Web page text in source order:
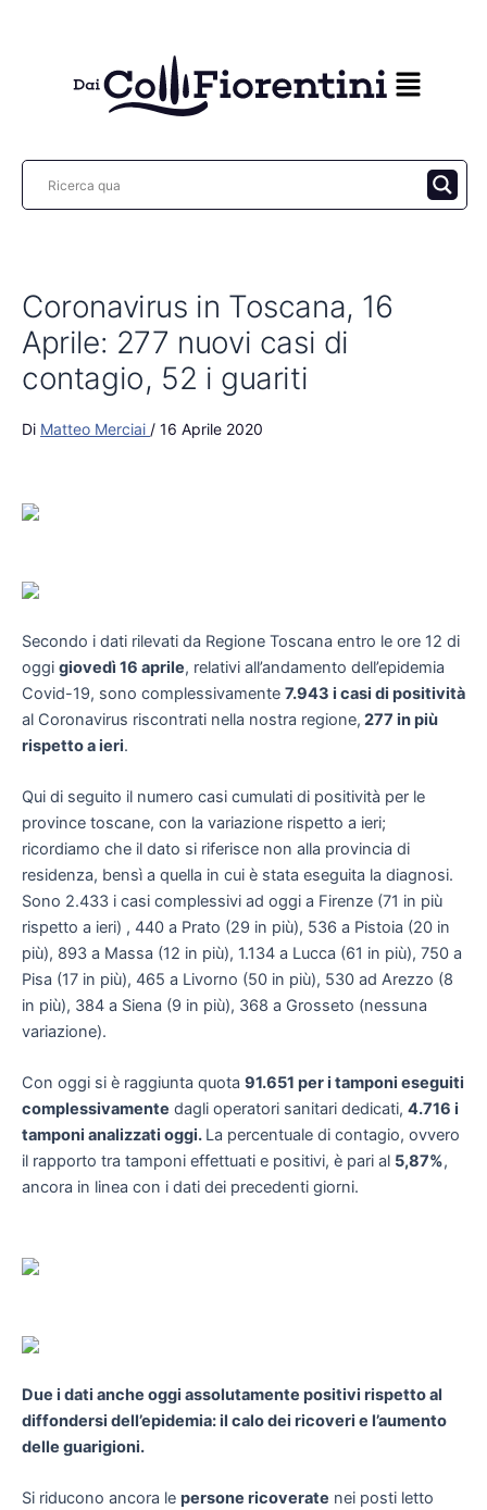
Coronavirus in Toscana, 16
Aprile: 277 nuovi casi di
contagio, 52 i guariti
Di Matteo Merciai / 16 Aprile 2020
Secondo i dati rilevati da Regione Toscana entro le ore 12 di
oggi giovedì 16 aprile, relativi all’andamento dell’epidemia
Covid-19, sono complessivamente 7.943 i casi di positività
al Coronavirus riscontrati nella nostra regione, 277 in più
rispetto a ieri.
Qui di seguito il numero casi cumulati di positività per le
province toscane, con la variazione rispetto a ieri;
ricordiamo che il dato si riferisce non alla provincia di
residenza, bensì a quella in cui è stata eseguita la diagnosi.
Sono 2.433 i casi complessivi ad oggi a Firenze (71 in più
rispetto a ieri) , 440 a Prato (29 in più), 536 a Pistoia (20 in
più), 893 a Massa (12 in più), 1.134 a Lucca (61 in più), 750 a
Pisa (17 in più), 465 a Livorno (50 in più), 530 ad Arezzo (8
in più), 384 a Siena (9 in più), 368 a Grosseto (nessuna
variazione).
Con oggi si è raggiunta quota 91.651 per i tamponi eseguiti
complessivamente dagli operatori sanitari dedicati, 4.716 i
tamponi analizzati oggi. La percentuale di contagio, ovvero
il rapporto tra tamponi effettuati e positivi, è pari al 5,87%,
ancora in linea con i dati dei precedenti giorni.
Due i dati anche oggi assolutamente positivi rispetto al
diffondersi dell’epidemia: il calo dei ricoveri e l’aumento
delle guarigioni.
Si riducono ancora le persone ricoverate nei posti letto